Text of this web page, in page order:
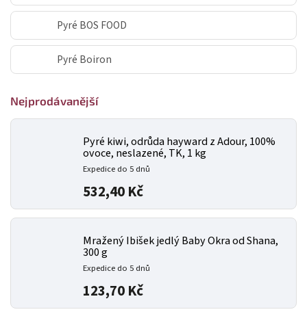
Pyré BOS FOOD
Pyré Boiron
Nejprodávanější
Pyré kiwi, odrůda hayward z Adour, 100%
ovoce, neslazené, TK, 1 kg
Expedice do 5 dnů
532,40 Kč
Mražený Ibišek jedlý Baby Okra od Shana,
300 g
Expedice do 5 dnů
123,70 Kč